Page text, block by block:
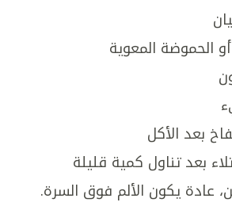
الحموضة المعوية
بعد الأكل
بعد تناول كمية قليلة
عادة يكون الألم فوق السرة.